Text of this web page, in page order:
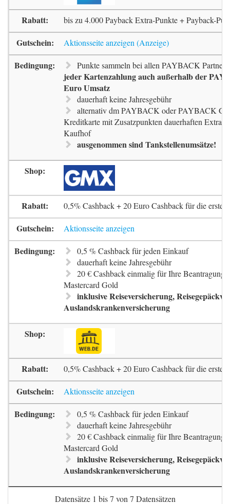
bis zu 4.000 Payback Extra-Punkte + Payback-
Aktionsseite anzeigen
Punkte sammeln bei allen PAYBACK
jeder Kartenzahlung auch außerhalb der
Euro Umsatz
dauerhaft keine Jahresgebühr
alternativ dm PAYBACK oder PAYBACK
Kreditkarte mit Zusatzpunkten dauerhaften Extra-
Kaufhof
ausgenommen sind Tankstellenumsätze!
0,5% Cashback + 20 Euro Cashback für die erste
Aktionsseite anzeigen
0,5 % Cashback für jeden Einkauf
dauerhaft keine Jahresgebühr
20 € Cashback einmalig für Ihre Beantragung
Mastercard Gold
inklusive Reiseversicherung,
Auslandskrankenversicherung
0,5% Cashback + 20 Euro Cashback für die erste
Aktionsseite anzeigen
0,5 % Cashback für jeden Einkauf
dauerhaft keine Jahresgebühr
20 € Cashback einmalig für Ihre Beantragung
Mastercard Gold
inklusive Reiseversicherung,
Auslandskrankenversicherung
Datensätze 1 bis 7 von 7 Datensätzen